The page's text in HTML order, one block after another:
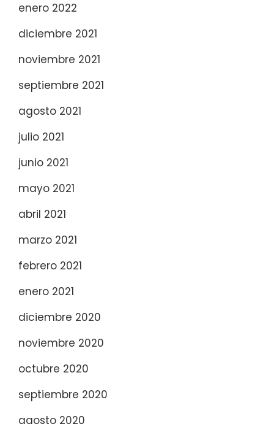
enero 2022
diciembre 2021
noviembre 2021
septiembre 2021
agosto 2021
julio 2021
junio 2021
mayo 2021
abril 2021
marzo 2021
febrero 2021
enero 2021
diciembre 2020
noviembre 2020
octubre 2020
septiembre 2020
agosto 2020